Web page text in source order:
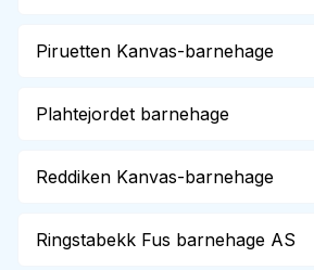
Piruetten Kanvas-barnehage
Plahtejordet barnehage
Reddiken Kanvas-barnehage
Ringstabekk Fus barnehage AS